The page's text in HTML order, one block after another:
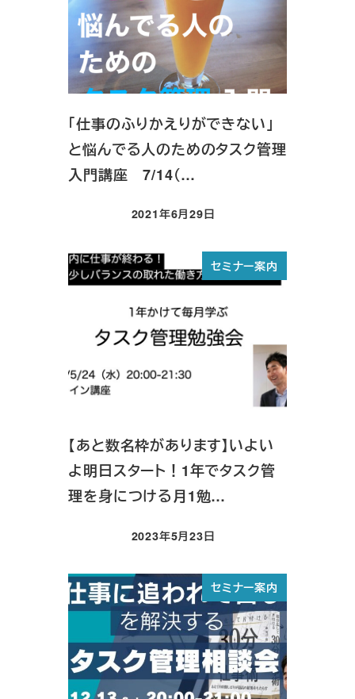
「仕事のふりかえりができない」
と悩んでる人のためのタスク管理
入門講座 7/14（…
投稿日
2021年6月29日
セミナー案内
【あと数名枠があります】いよい
よ明日スタート！1年でタスク管
理を身につける月1勉…
投稿日
2023年5月23日
セミナー案内